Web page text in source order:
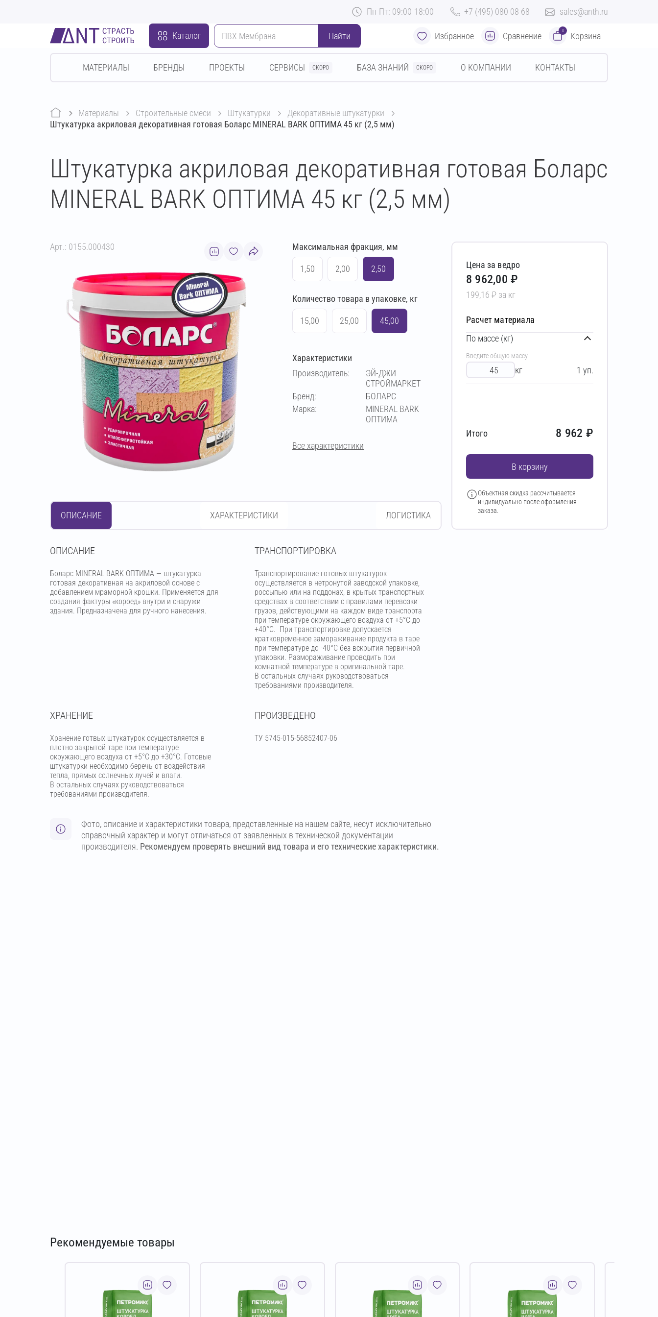
Пн-Пт: 09:00-18:00 +7 (495) 080 08 68 sales@anth.ru
Каталог Найти Избранное Сравнение
0
Корзина
МАТЕРИАЛЫ БРЕНДЫ ПРОЕКТЫ СЕРВИСЫ СКОРО БАЗА ЗНАНИЙ СКОРО О КОМПАНИИ КОНТАКТЫ
Материалы строительные смеси штукатурки
декоративные штукатурки
Штукатурка акриловая декоративная готовая Боларс MINERAL BARK ОПТИМА 45 кг (2,5 мм)
Штукатурка акриловая декоративная готовая Боларс
MINERAL BARK ОПТИМА 45 кг (2,5 мм)
Арт.: 0155.000430 Максимальная фракция, мм
1,50 2,00 2,50
Количество товара в упаковке, кг
15,00 25,00 45,00
Характеристики
Производитель:
ЭЙ-ДЖИ
СТРОЙМАРКЕТ
Бренд:
БОЛАРС
Марка:
MINERAL BARK
ОПТИМА
Все характеристики
ОПИСАНИЕ ХАРАКТЕРИСТИКИ ЛОГИСТИКА
OПИСАНИЕ
Боларс MINERAL BARK ОПТИМА — штукатурка
готовая декоративная на акриловой основе с
добавлением мраморной крошки. Применяется для
создания фактуры «короед» внутри и снаружи
здания. Предназначена для ручного нанесения.
ТРАНСПОРТИРОВКА
Транспортирование готовых штукатурок
осуществляется в нетронутой заводской упаковке,
россыпью или на поддонах, в крытых транспортных
средствах в соответствии с правилами перевозки
грузов, действующими на каждом виде транспорта
при температуре окружающего воздуха от +5°С до
+40°С. При транспортировке допускается
кратковременное замораживание продукта в таре
при температуре до -40°С без вскрытия первичной
упаковки. Размораживание проводить при
комнатной температуре в оригинальной таре.
В остальных случаях руководствоваться
требованиями производителя.
ХРАНЕНИЕ
Хранение готвых штукатурок осуществляется в
плотно закрытой таре при температуре
окружающего воздуха от +5°С до +30°С. Готовые
штукатурки необходимо беречь от воздействия
тепла, прямых солнечных лучей и влаги.
В остальных случаях руководствоваться
требованиями производителя.
ПРОИЗВЕДЕНО
ТУ 5745-015-56852407-06
Фото, описание и характеристики товара, представленные на нашем сайте, несут исключительно
справочный характер и могут отличаться от заявленных в технической документации
производителя. Рекомендуем проверять внешний вид товара и его технические характеристики.
Цена за ведро
8 962,00 ₽
199,16 ₽ за кг
Расчет материала
По массе (кг)
Введите общую массу
кг 1 уп.
Итого 8 962 ₽
В корзину
Объектная скидка рассчитывается
индивидуально после оформления
заказа.
Рекомендуемые товары